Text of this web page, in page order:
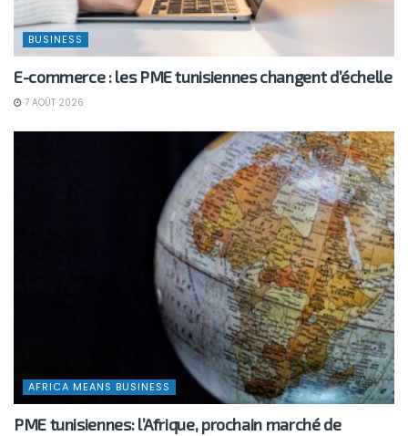
BUSINESS
E-commerce : les PME tunisiennes changent d’échelle
7 AOÛT 2026
AFRICA MEANS BUSINESS
PME tunisiennes: l’Afrique, prochain marché de